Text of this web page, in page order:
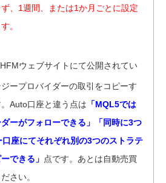
、1週間、または1か月ごとに設定
。
HFMウェブサイトにて公開されてい
ープロバイダーの取引をコピーす
Auto口座と違う点は 「MQL5では
ーがフォローできる」「同時に3つ
座にてそれぞれ別の3つのストラテ
できる」 点です。あとは自動売買
さい。